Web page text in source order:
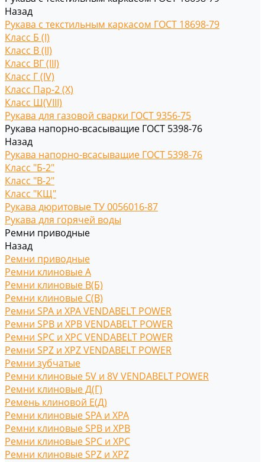
Назад
Рукава с текстильным каркасом ГОСТ 18698-79
Класс Б (I)
Класс В (II)
Класс ВГ (III)
Класс Г (IV)
Класс Пар-2 (X)
Класс Ш(VIII)
Рукава для газовой сварки ГОСТ 9356-75
Рукава напорно-всасыващие ГОСТ 5398-76
Назад
Рукава напорно-всасыващие ГОСТ 5398-76
Класс "Б-2"
Класс "В-2"
Класс "КЩ"
Рукава дюритовые ТУ 0056016-87
Рукава для горячей воды
Ремни приводные
Назад
Ремни приводные
Ремни клиновые A
Ремни клиновые В(Б)
Ремни клиновые С(B)
Ремни SPA и XPA VENDABELT POWER
Ремни SPB и XPB VENDABELT POWER
Ремни SPC и XPC VENDABELT POWER
Ремни SPZ и XPZ VENDABELT POWER
Ремни зубчатые
Ремни клиновые 5V и 8V VENDABELT POWER
Ремни клиновые Д(Г)
Ремень клиновой Е(Д)
Ремни клиновые SPA и XPA
Ремни клиновые SPB и XPB
Ремни клиновые SPC и XPC
Ремни клиновые SPZ и XPZ